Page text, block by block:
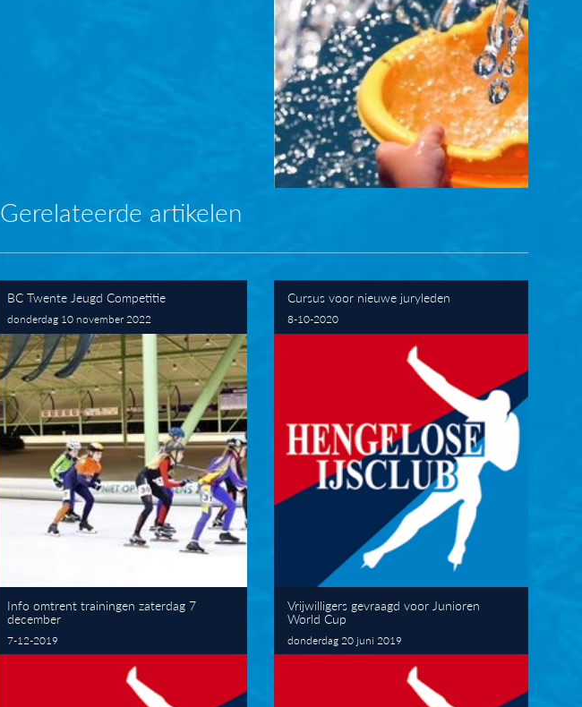
Gerelateerde artikelen
BC Twente Jeugd Competitie
donderdag 10 november 2022
Cursus voor nieuwe juryleden
8-10-2020
Info omtrent trainingen zaterdag 7
december
7-12-2019
Vrijwilligers gevraagd voor Junioren
World Cup
donderdag 20 juni 2019